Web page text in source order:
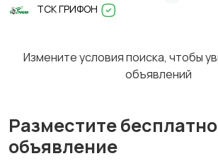
ТСК ГРИФОН
Измените условия поиска, чтобы
объявлений
Разместите
объявление